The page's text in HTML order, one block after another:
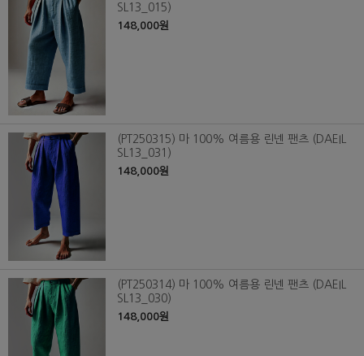
SL13_015)
148,000원
(PT250315) 마 100% 여름용 린넨 팬츠 (DAEIL
SL13_031)
148,000원
(PT250314) 마 100% 여름용 린넨 팬츠 (DAEIL
SL13_030)
148,000원